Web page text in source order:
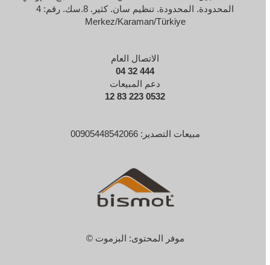
المحدودة. المحدودة. تنظيم سان. كثير. 8.سك. رقم: 4
Merkez/Karaman/Türkiye
الاتصال العام
444 32 04
دعم المبيعات
0532 223 83 12
مبيعات التصدير: 00905448542066
موفر المحتوى:البزموت©